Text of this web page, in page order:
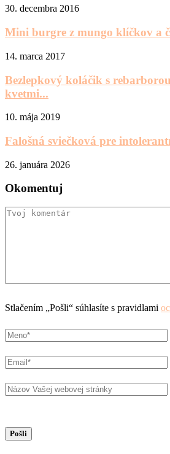
30. decembra 2016
Mini burgre z mungo klíčkov a
14. marca 2017
Bezlepkový koláčik s
kvetmi...
10. mája 2019
Falošná sviečková pre
26. januára 2026
Okomentuj
Stlačením „Pošli“ súhlasíte s pravidlami